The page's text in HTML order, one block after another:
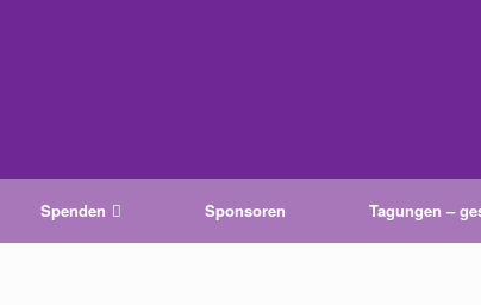
Spenden Sponsoren Tagungen –